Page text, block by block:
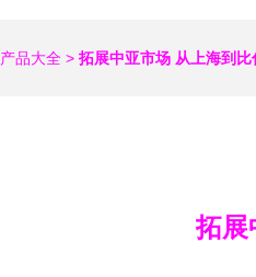
产品大全 > 拓展中亚市场 从上海到
拓展